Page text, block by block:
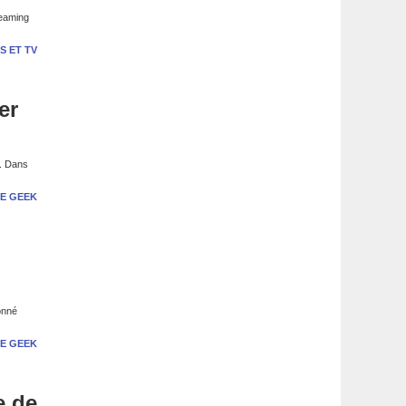
ET TV
Dans
GEEK
GEEK